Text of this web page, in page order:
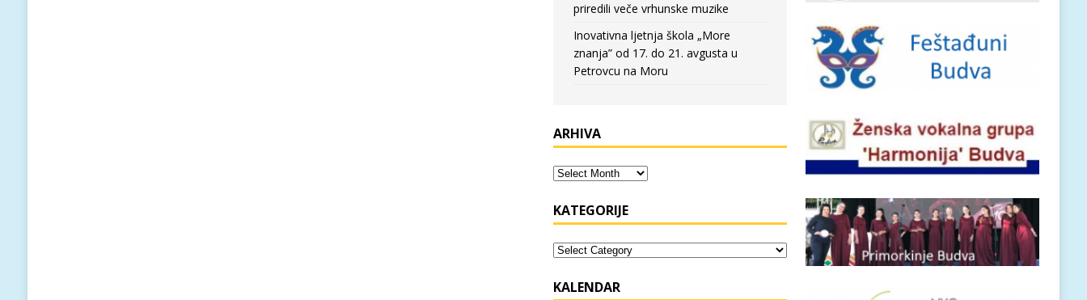
priredili veče vrhunske muzike
Inovativna ljetnja škola „More
znanja” od 17. do 21. avgusta u
Petrovcu na Moru
ARHIVA
KATEGORIJE
KALENDAR